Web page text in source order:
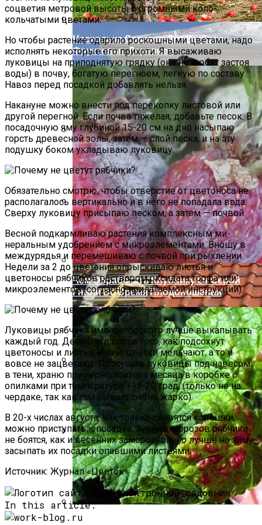
Рим (Италия) Описание Курорта
Остров Лейте (Филиппины) Описание
Курорта
Как Ухаживать За Крышей Зимой
Преимущества Крыши С Покрытием Из
Экологически Чистых Материалов
Несколько Советов Для Выбора
Фруктовых Деревьев
Чем Обработать Клубнику От Серой
Гнили Во Время Плодоношения
Как И Чем Лечить Красные Пятна На
соцветия метровой высоты с огромными коло­
кольчатыми цветами.
Но чтобы растение ода­рило роскошными цвета­ми, надо
исполнять не­которые его прихоти. Я высаживаю
луковицы на приподнятую грядку (они не любят застоя
воды) в почву, богатую перегно­ем, легкую по составу.
На­воз перед посадкой до­бавлять нельзя.
Накануне можно внести под пере­копку листовой или
дру­гой перегной. Если почва тяжелая, добавьте песок. В
посадочную яму глубиной 15-20 см на дно насыпаю
горсть древесной золы, затем — слой песка, и на эту
подушку боком уклады­ваю луковицу.
Обязательно смотрю, чтобы отверстие от цветоноса не
распола­галось вертикально и в него не попадала вода.
Свер­ху луковицу присыпаю пес­ком, а затем — почвой.
Весной подкармливаю растения комплексным ми­
неральным удобрением с микроэлементами. Вношу в
междурядья и переме­шиваю с почвой при рых­лении.
Недели за 2 до цве­тения опрыскиваю листья и
цветоносы рябчиков рас­твором оксидата торфа или
микроэлементов (согласно прилагаемой инструкции).
Луковицы рябчика им­ператорского лучше выка­пывать
каждый год. Делаю это после того, как под­сохнут
цветоносы и лис­тья. Иначе цветки мельча­ют, а то и
вовсе не зацве­тают. Просушив луковицы под навесом
в тени, храню примерно полтора месяца в коробке с
опилками при температуре +18-20 град, (только не на
чердаке, так как там бывает очень жар­ко).
В 20-х числах августа, как только появятся ко­решки,
можно приступать к посадке. Зимних моро­зов рябчики
не боятся, как и весенних заморозков, но лучше на зиму
засыпать их посадки опавшими лис­тьями.
Источник: Журнал «Цветок»
In this article: